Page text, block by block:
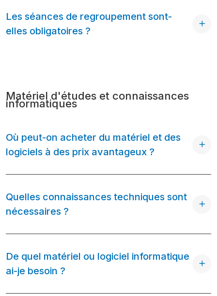
Les séances de regroupement sont-
elles obligatoires ?
Matériel d'études et connaissances
informatiques
Où peut-on acheter du matériel et des
logiciels à des prix avantageux ?
Quelles connaissances techniques sont
nécessaires ?
De quel matériel ou logiciel informatique
ai-je besoin ?